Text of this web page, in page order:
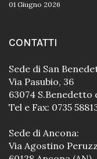
01 Giugno 2026
CONTATTI
Sede di San
Via Pasubio, 36
63074 S.Benedetto
Tel e Fax: 0735
Sede di Ancona:
Via Agostino